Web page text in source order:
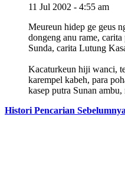
11 Jul 2002 - 4:55 am
Meureun hidep ge geus
dongeng anu rame,
Sunda, carita Lutung
Kacaturkeun hiji wanci,
karempel kabeh, para
kasep putra Sunan
Histori Pencarian Sebelumnya